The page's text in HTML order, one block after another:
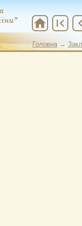
Головна →
Мудрого
home first_page chevron_left
трансформація
освіти
бібліотек крізь
діяльності
національних та
публічних
вектори розвитку
підходу до
бібліотек: нові
реалізація
Мелітополя в